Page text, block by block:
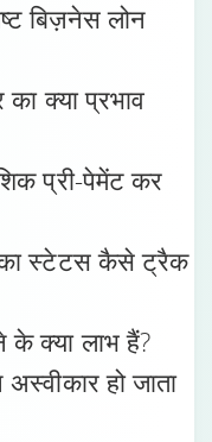
बिज़नेस लोन
क्या प्रभाव
प्री-पेमेंट कर
स्टेटस कैसे ट्रैक
क्या लाभ हैं?
हो जाता